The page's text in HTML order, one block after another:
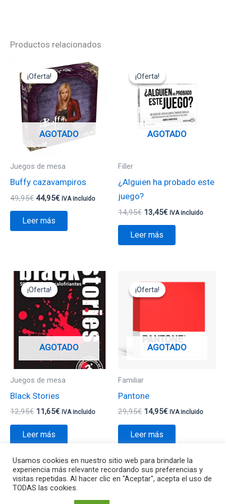
Productos relacionados
¡Oferta!
AGOTADO
¡Oferta!
Juegos de mesa
Buffy cazavampiros
49,95€
precio
original
era:
49,95€.
44,95€
precio
actual
es:
44,95€.
IVA incluido
Leer más
¡Oferta!
AGOTADO
¡Oferta!
Filler
¿Alguien ha probado este
juego?
14,95€
original
era:
14,95€.
13,45€
es:
13,45€.
IVA incluido
Leer más
¡Oferta!
AGOTADO
¡Oferta!
Juegos de mesa
Black Stories
12,95€
El
precio
original
era:
12,95€.
11,65€
El
precio
actual
es:
11,65€.
IVA incluido
Leer más
¡Oferta!
AGOTADO
¡Oferta!
Familiar
Pantone
29,95€
precio
original
14,95€
precio
IVA incluido
Leer más
Usamos cookies en nuestro sitio web para brindarle la
experiencia más relevante recordando sus preferencias y
visitas repetidas. Al hacer clic en "Aceptar", acepta el uso de
TODAS las cookies.